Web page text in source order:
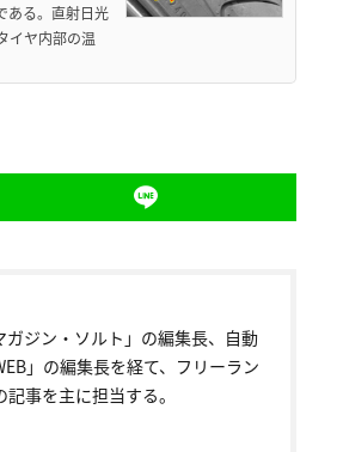
ある。直射日光
イヤ内部の温
ジン・ソルト」の編集長、自動
」の編集長を経て、フリーラン
事を主に担当する。